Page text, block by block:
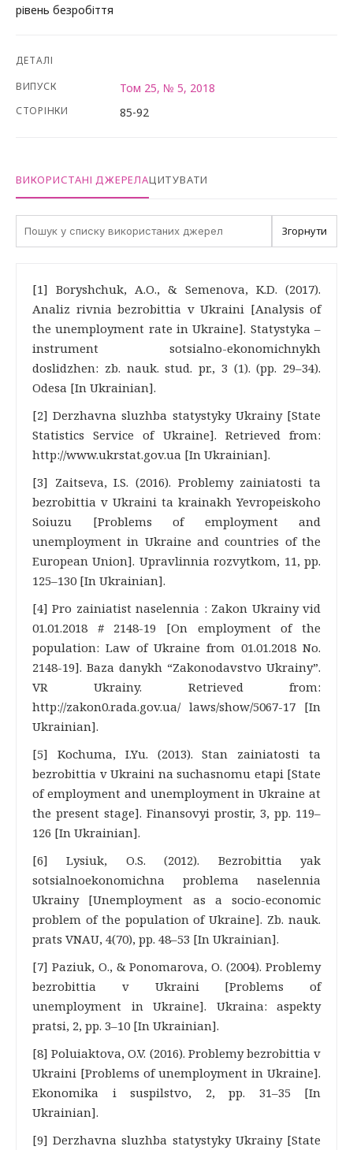
рівень безробіття
ДЕТАЛІ
ВИПУСК
Том 25, № 5, 2018
СТОРІНКИ 85-92
ВИКОРИСТАНІ ДЖЕРЕЛАЦИТУВАТИ
Згорнути
[1] Boryshchuk, A.O., & Semenova, K.D. (2017).
Analiz rivnia bezrobittia v Ukraini [Analysis of
the unemployment rate in Ukraine]. Statystyka –
instrument sotsialno-ekonomichnykh
doslidzhen: zb. nauk. stud. pr., 3 (1). (pp. 29–34).
Odesa [In Ukrainian].
[2] Derzhavna sluzhba statystyky Ukrainy [State
Statistics Service of Ukraine]. Retrieved from:
http://www.ukrstat.gov.ua [In Ukrainian].
[3] Zaitseva, I.S. (2016). Problemy zainiatosti ta
bezrobittia v Ukraini ta krainakh Yevropeiskoho
Soiuzu [Problems of employment and
unemployment in Ukraine and countries of the
European Union]. Upravlinnia rozvytkom, 11, pp.
125–130 [In Ukrainian].
[4] Pro zainiatist naselennia : Zakon Ukrainy vid
01.01.2018 # 2148-19 [On employment of the
population: Law of Ukraine from 01.01.2018 No.
2148-19]. Baza danykh “Zakonodavstvo Ukrainy”.
VR Ukrainy. Retrieved from:
http://zakon0.rada.gov.ua/ laws/show/5067-17 [In
Ukrainian].
[5] Kochuma, I.Yu. (2013). Stan zainiatosti ta
bezrobittia v Ukraini na suchasnomu etapi [State
of employment and unemployment in Ukraine at
the present stage]. Finansovyi prostir, 3, pp. 119–
126 [In Ukrainian].
[6] Lysiuk, O.S. (2012). Bezrobittia yak
sotsialnoekonomichna problema naselennia
Ukrainy [Unemployment as a socio-economic
problem of the population of Ukraine]. Zb. nauk.
prats VNAU, 4(70), pp. 48–53 [In Ukrainian].
[7] Paziuk, O., & Ponomarova, O. (2004). Problemy
bezrobittia v Ukraini [Problems of
unemployment in Ukraine]. Ukraina: aspekty
pratsi, 2, pp. 3–10 [In Ukrainian].
[8] Poluiaktova, O.V. (2016). Problemy bezrobittia v
Ukraini [Problems of unemployment in Ukraine].
Ekonomika i suspilstvo, 2, pp. 31–35 [In
Ukrainian].
[9] Derzhavna sluzhba statystyky Ukrainy [State